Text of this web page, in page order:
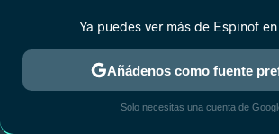
ESTRENOS REALITY ANIME
Ya puedes ver más de Espinof
Añádenos como fuente
Solo necesitas una cuenta de